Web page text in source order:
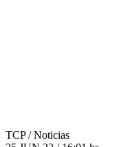
TCP/ Noticias